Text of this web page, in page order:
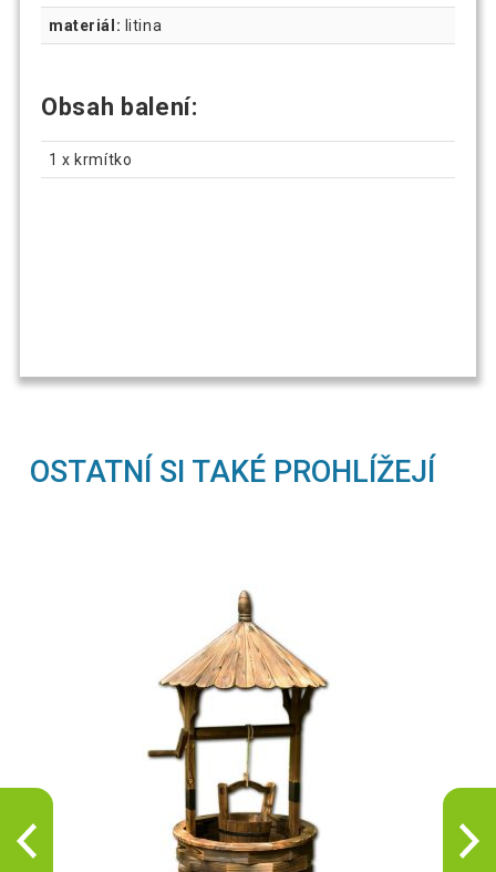
materiál: litina
Obsah balení:
1 x krmítko
OSTATNÍ SI TAKÉ PROHLÍŽEJÍ